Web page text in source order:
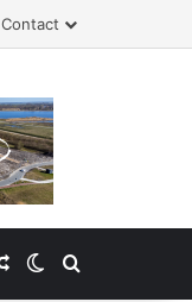
Contact
Willekeurig artikel
Switch skin
Zoeken